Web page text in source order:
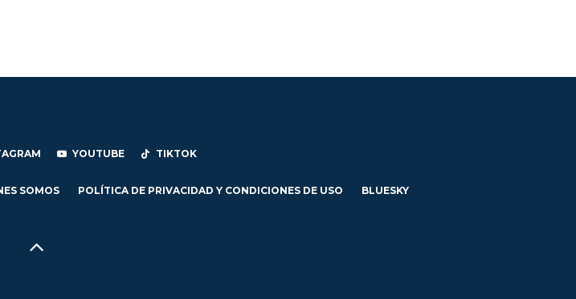
YOUTUBE TIKTOK
SOMOS POLÍTICA DE PRIVACIDAD Y CONDICIONES DE USO BLUESKY